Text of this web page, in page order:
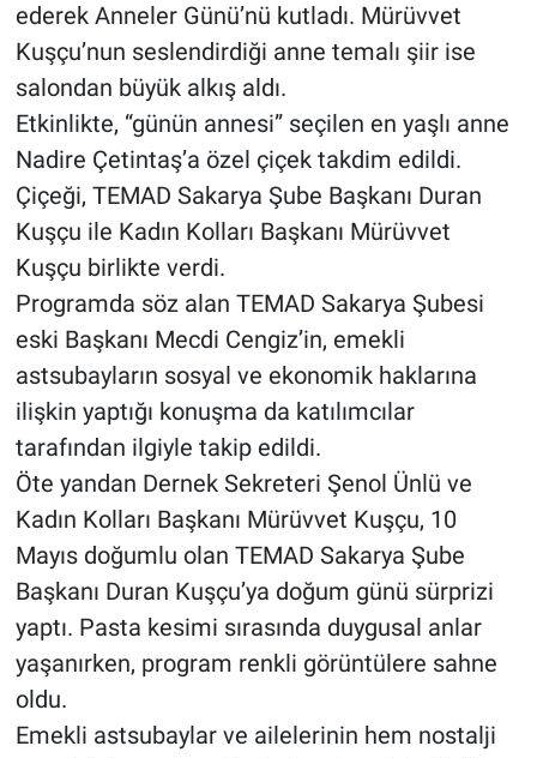
ederek Anneler Günü’nü kutladı. Mürüvvet
Kuşçu’nun seslendirdiği anne temalı şiir ise
salondan büyük alkış aldı.
Etkinlikte, “günün annesi” seçilen en yaşlı anne
Nadire Çetintaş’a özel çiçek takdim edildi.
Çiçeği, TEMAD Sakarya Şube Başkanı Duran
Kuşçu ile Kadın Kolları Başkanı Mürüvvet
Kuşçu birlikte verdi.
Programda söz alan TEMAD Sakarya Şubesi
eski Başkanı Mecdi Cengiz’in, emekli
astsubayların sosyal ve ekonomik haklarına
ilişkin yaptığı konuşma da katılımcılar
tarafından ilgiyle takip edildi.
Öte yandan Dernek Sekreteri Şenol Ünlü ve
Kadın Kolları Başkanı Mürüvvet Kuşçu, 10
Mayıs doğumlu olan TEMAD Sakarya Şube
Başkanı Duran Kuşçu’ya doğum günü sürprizi
yaptı. Pasta kesimi sırasında duygusal anlar
yaşanırken, program renkli görüntülere sahne
oldu.
Emekli astsubaylar ve ailelerinin hem nostalji